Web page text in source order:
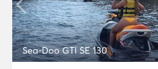
Sea-Doo GTI SE 130